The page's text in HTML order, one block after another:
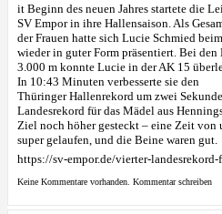
it Beginn des neuen Jahres startete die
SV Empor in ihre Hallensaison. Als
der Frauen hatte sich Lucie Schmied
wieder in guter Form präsentiert. Bei
3.000 m konnte Lucie in der AK 15
In 10:43 Minuten verbesserte sie den
Thüringer Hallenrekord um zwei
Landesrekord für das Mädel aus
Ziel noch höher gesteckt – eine Zeit von
super gelaufen, und die Beine waren gut.
https://sv-empor.de/vierter-
Keine Kommentare vorhanden. Kommentar schreiben